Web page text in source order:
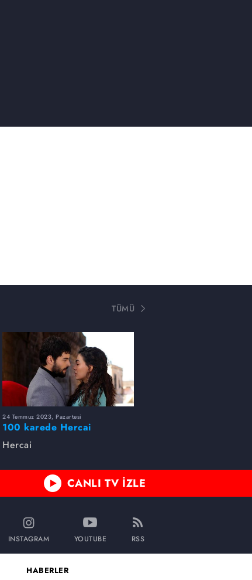
TÜMÜ
24 Temmuz 2023, Pazartesi
100 karede Hercai
Hercai
CANLI TV İZLE
INSTAGRAM YOUTUBE RSS
HABERLER